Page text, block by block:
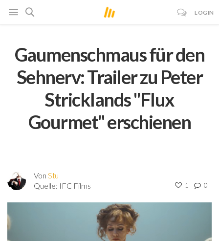
LOGIN
Gaumenschmaus für den
Sehnerv: Trailer zu Peter
Stricklands "Flux
Gourmet" erschienen
Von Stu
Quelle: IFC Films 1 0